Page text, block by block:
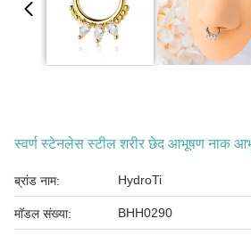
स्वर्ण स्टेनलेस स्टील शरीर छेद आभूषण नाक
ब्रांड नाम: HydroTi
मॉडल संख्या: BHH0290